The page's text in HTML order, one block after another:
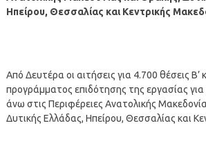
Ηπείρου, Θεσσαλίας και Κεντρικής
Από Δευτέρα οι αιτήσεις για 4.700 θέσεις Β’
προγράμματος επιδότησης της εργασίας
άνω στις Περιφέρειες Ανατολικής
Δυτικής Ελλάδας, Ηπείρου, Θεσσαλίας και